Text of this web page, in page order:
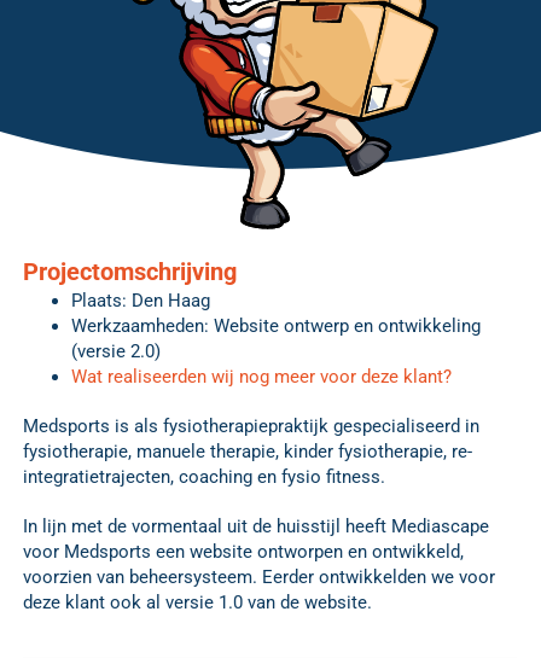
Projectomschrijving
Plaats: Den Haag
Werkzaamheden: Website ontwerp en ontwikkeling
(versie 2.0)
Wat realiseerden wij nog meer voor deze klant?
Medsports is als fysiotherapiepraktijk gespecialiseerd in
fysiotherapie, manuele therapie, kinder fysiotherapie, re-
integratietrajecten, coaching en fysio fitness.
In lijn met de vormentaal uit de huisstijl heeft Mediascape
voor Medsports een website ontworpen en ontwikkeld,
voorzien van beheersysteem. Eerder ontwikkelden we voor
deze klant ook al versie 1.0 van de website.